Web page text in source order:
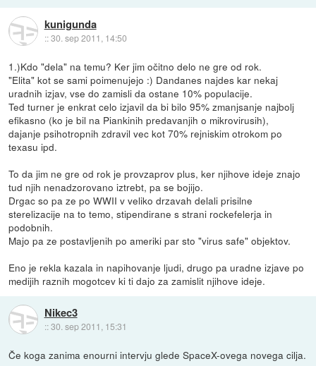
kunigunda
::30. sep 2011, 14:50
1.)Kdo "dela" na temu? Ker jim očitno delo ne gre od rok.
"Elita" kot se sami poimenujejo :) Dandanes najdes kar nekaj
uradnih izjav, vse do zamisli da ostane 10% populacije.
Ted turner je enkrat celo izjavil da bi bilo 95% zmanjsanje najbolj
efikasno (ko je bil na Piankinih predavanjih o mikrovirusih),
dajanje psihotropnih zdravil vec kot 70% rejniskim otrokom po
texasu ipd.
To da jim ne gre od rok je provzaprov plus, ker njihove ideje znajo
tud njih nenadzorovano iztrebt, pa se bojijo.
Drgac so pa ze po WWII v veliko drzavah delali prisilne
sterelizacije na to temo, stipendirane s strani rockefelerja in
podobnih.
Majo pa ze postavljenih po ameriki par sto "virus safe" objektov.
Eno je rekla kazala in napihovanje ljudi, drugo pa uradne izjave po
medijih raznih mogotcev ki ti dajo za zamislit njihove ideje.
Nikec3
::30. sep 2011, 15:31
Če koga zanima enourni intervju glede SpaceX-ovega novega cilja.